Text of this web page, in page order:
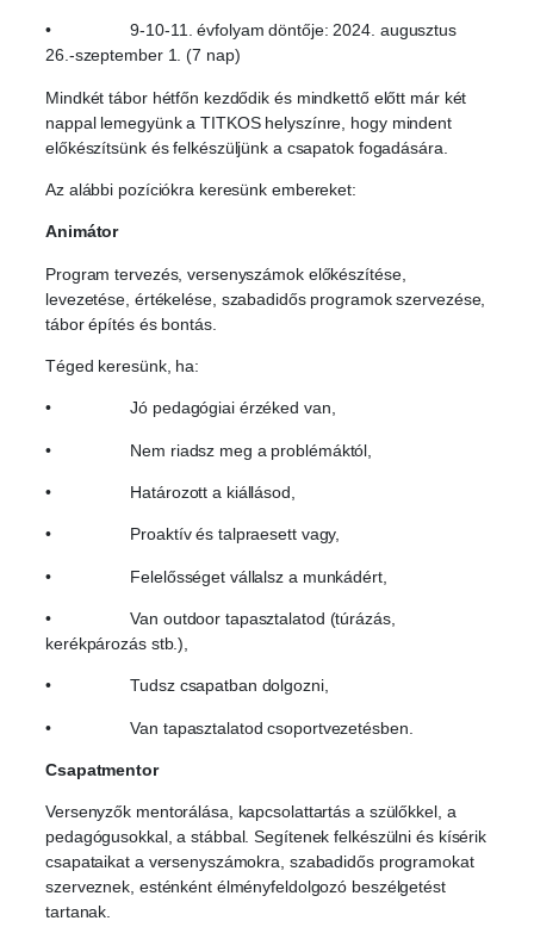
• 9-10-11. évfolyam döntője: 2024. augusztus
26.-szeptember 1. (7 nap)
Mindkét tábor hétfőn kezdődik és mindkettő előtt már két
nappal lemegyünk a TITKOS helyszínre, hogy mindent
előkészítsünk és felkészüljünk a csapatok fogadására.
Az alábbi pozíciókra keresünk embereket:
Animátor
Program tervezés, versenyszámok előkészítése,
levezetése, értékelése, szabadidős programok szervezése,
tábor építés és bontás.
Téged keresünk, ha:
• Jó pedagógiai érzéked van,
• Nem riadsz meg a problémáktól,
• Határozott a kiállásod,
• Proaktív és talpraesett vagy,
• Felelősséget vállalsz a munkádért,
• Van outdoor tapasztalatod (túrázás,
kerékpározás stb.),
• Tudsz csapatban dolgozni,
• Van tapasztalatod csoportvezetésben.
Csapatmentor
Versenyzők mentorálása, kapcsolattartás a szülőkkel, a
pedagógusokkal, a stábbal. Segítenek felkészülni és kísérik
csapataikat a versenyszámokra, szabadidős programokat
szerveznek, esténként élményfeldolgozó beszélgetést
tartanak.